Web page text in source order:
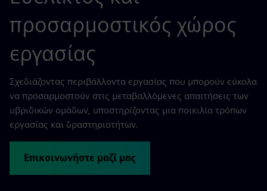
προσαρμοστικός χώρος
εργασίας
Σχεδιάζοντας περιβάλλοντα εργασίας που μπορούν εύκολα
να προσαρμοστούν στις μεταβαλλόμενες απαιτήσεις των
υβριδικών ομάδων, υποστηρίζοντας μια ποικιλία τρόπων
εργασίας και δραστηριοτήτων.
Επικοινωνήστε μαζί μας